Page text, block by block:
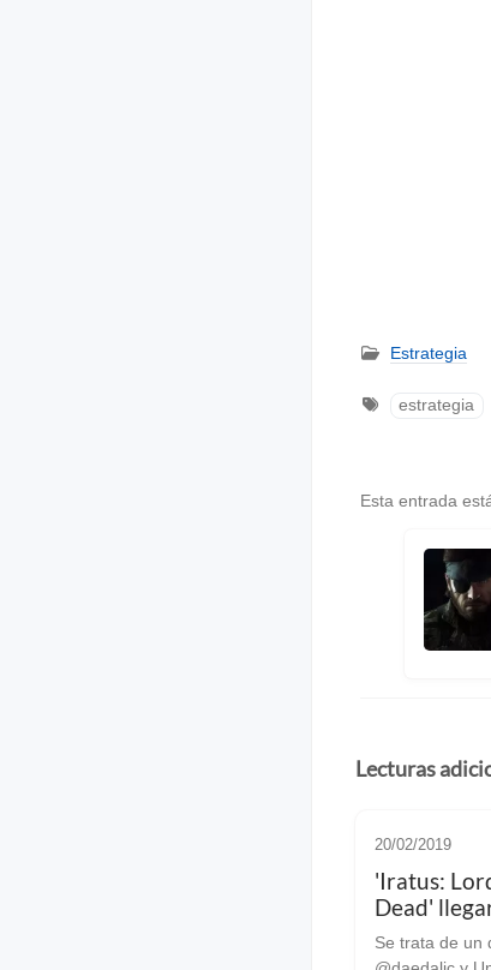
Estrategia
estrategia
Esta entrada
Lecturas
20/02/2019
'Iratus:
Dead'
Linux/
del
Se trata de un